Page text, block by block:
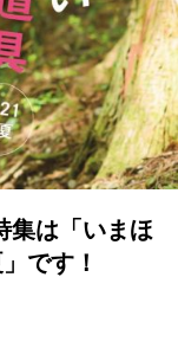
集は「いまほ
です！